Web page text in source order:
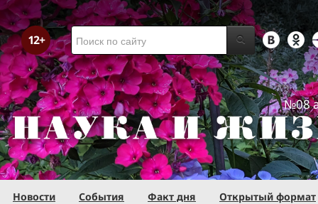
№08
Новости События Факт дня
Открытый формат